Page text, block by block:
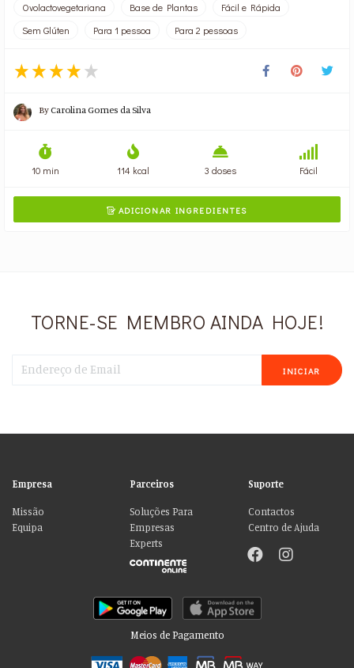
Ovolactovegetariana
Base de Plantas
Fácil e Rápida
Sem Glúten
Para 1 pessoa Para 2 pessoas
ByCarolina Gomes da Silva
10 min 114 kcal 3 doses Fácil
ADICIONAR INGREDIENTES
TORNE-SE MEMBRO AINDA HOJE!
INICIAR
Empresa
Missão
Equipa
Parceiros
Soluções Para
Empresas
Experts
Suporte
Contactos
Centro de Ajuda
Meios de Pagamento